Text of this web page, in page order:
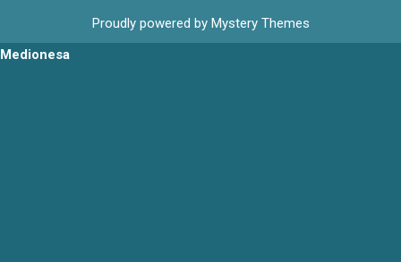
Proudly powered by Mystery Themes
Medionesa